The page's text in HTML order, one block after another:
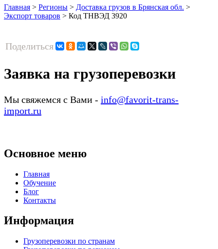
Главная > Регионы > Доставка грузов в Брянская обл. >
Экспорт товаров > Код ТНВЭД 3920
Поделиться
Заявка на грузоперевозки
Мы свяжемся с Вами - info@favorit-trans-
import.ru
Основное меню
Главная
Обучение
Блог
Контакты
Информация
Грузоперевозки по странам